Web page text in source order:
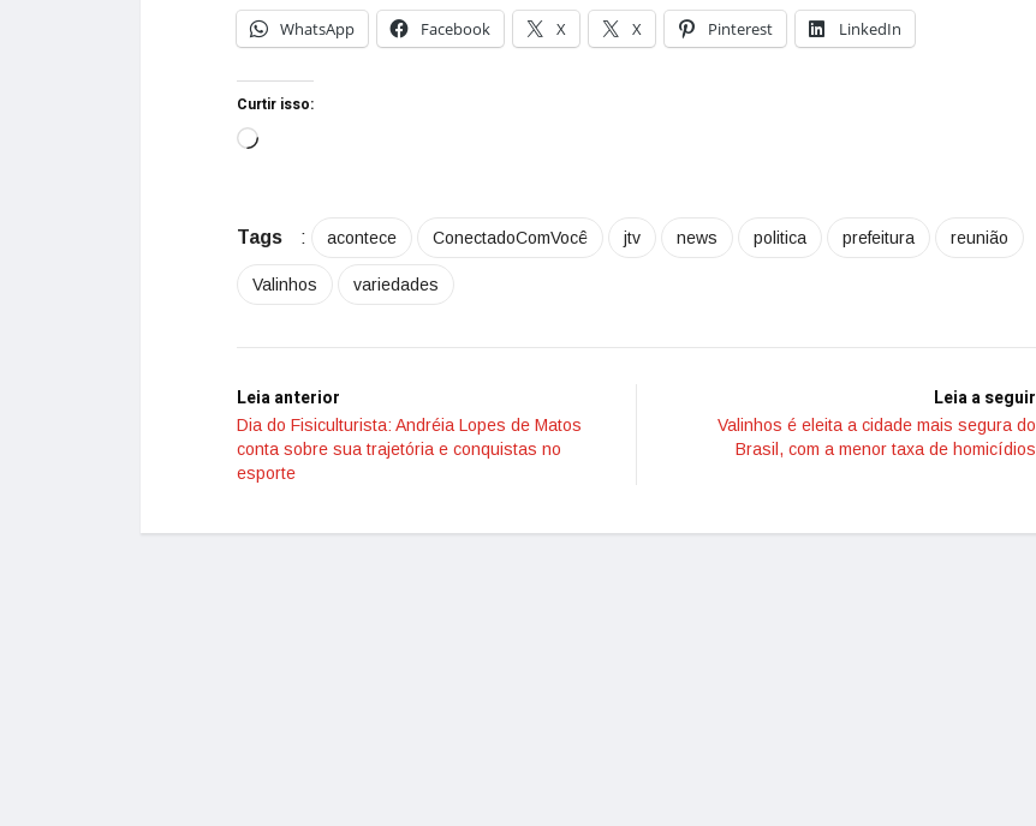
WhatsApp
Facebook X X Pinterest LinkedIn
Curtir isso:
Tags : acontece ConectadoComVocê jtv news politica prefeitura reunião
Valinhos variedades
Leia anterior
Dia do Fisiculturista: Andréia Lopes de Matos
conta sobre sua trajetória e conquistas no
esporte
Leia a seguir
Valinhos é eleita a cidade mais segura do
Brasil, com a menor taxa de homicídios